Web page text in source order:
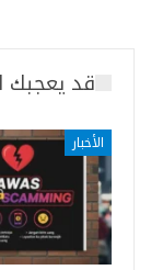
قد يعجبك
الأخبار